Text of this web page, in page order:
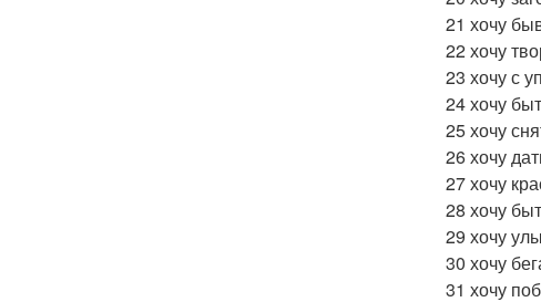
21 хочу
22 хочу
23 хочу с
24 хочу
25 хочу
26 хочу
27 хочу
28 хочу
29 хочу
30 хочу
31 хочу